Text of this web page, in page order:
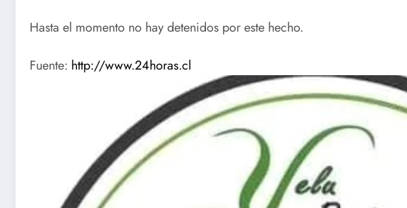
Hasta el momento no hay detenidos por este hecho.
Fuente: http://www.24horas.cl